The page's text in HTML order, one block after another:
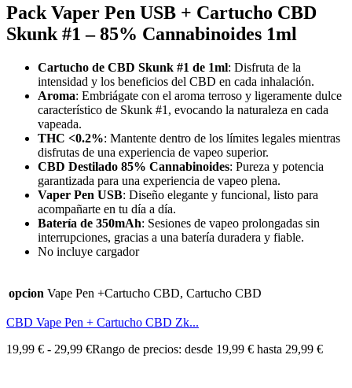
Pack Vaper Pen USB + Cartucho CBD
Skunk #1 – 85% Cannabinoides 1ml
Cartucho de CBD Skunk #1 de 1ml: Disfruta de la
intensidad y los beneficios del CBD en cada inhalación.
Aroma: Embriágate con el aroma terroso y ligeramente dulce
característico de Skunk #1, evocando la naturaleza en cada
vapeada.
THC <0.2%: Mantente dentro de los límites legales mientras
disfrutas de una experiencia de vapeo superior.
CBD Destilado 85% Cannabinoides: Pureza y potencia
garantizada para una experiencia de vapeo plena.
Vaper Pen USB: Diseño elegante y funcional, listo para
acompañarte en tu día a día.
Batería de 350mAh: Sesiones de vapeo prolongadas sin
interrupciones, gracias a una batería duradera y fiable.
No incluye cargador
opcion Vape Pen +Cartucho CBD, Cartucho CBD
CBD Vape Pen + Cartucho CBD Zk...
19,99 € - 29,99 €Rango de precios: desde 19,99 € hasta 29,99 €